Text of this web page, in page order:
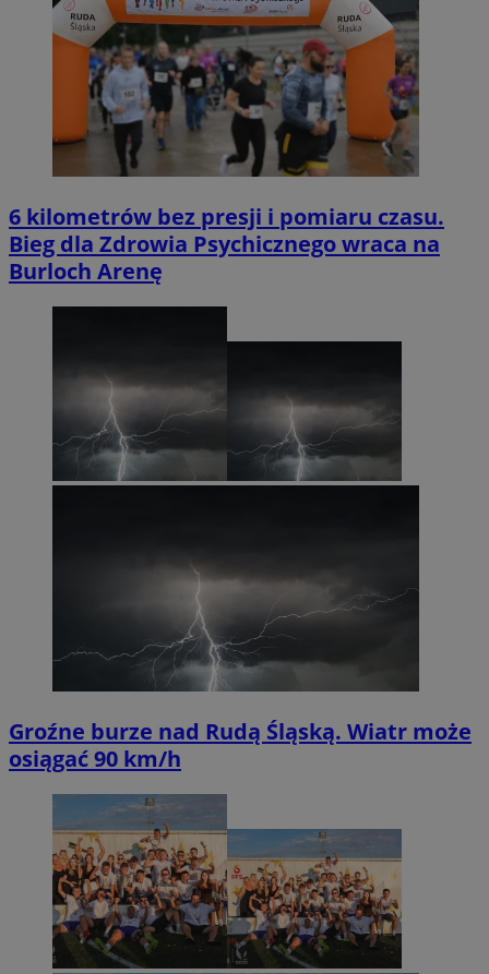
6 kilometrów bez presji i pomiaru czasu.
Bieg dla Zdrowia Psychicznego wraca na
Burloch Arenę
Groźne burze nad Rudą Śląską. Wiatr może
osiągać 90 km/h